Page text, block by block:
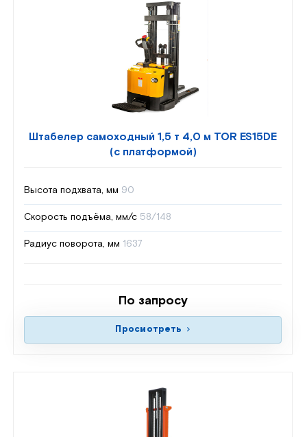
Штабелер самоходный 1,5 т 4,0 м TOR ES15DE
(с платформой)
Высота подхвата, мм 90
Скорость подъёма, мм/с 58/148
Радиус поворота, мм 1637
По запросу
Просмотреть